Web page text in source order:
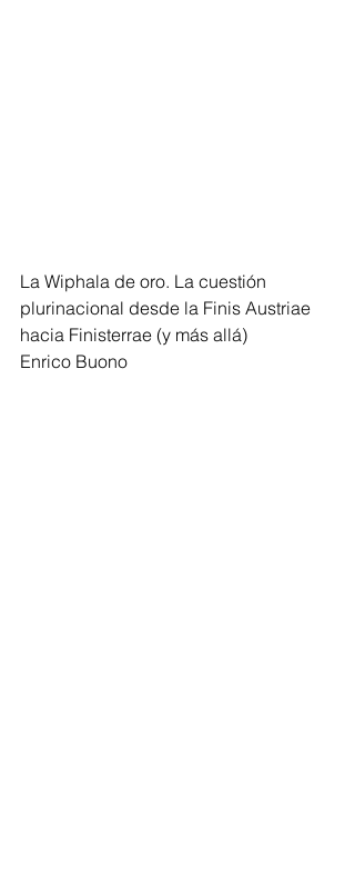
La Wiphala de oro. La cuestión
plurinacional desde la Finis Austriae
hacia Finisterrae (y más allá)
Enrico Buono